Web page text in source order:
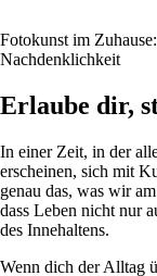
Fotokunst im
Nachdenklichkeit
Erlaube dir,
In einer Zeit, in der
erscheinen, sich mit
genau das, was wir
dass Leben nicht nur
des Innehaltens.
Wenn dich der Alltag